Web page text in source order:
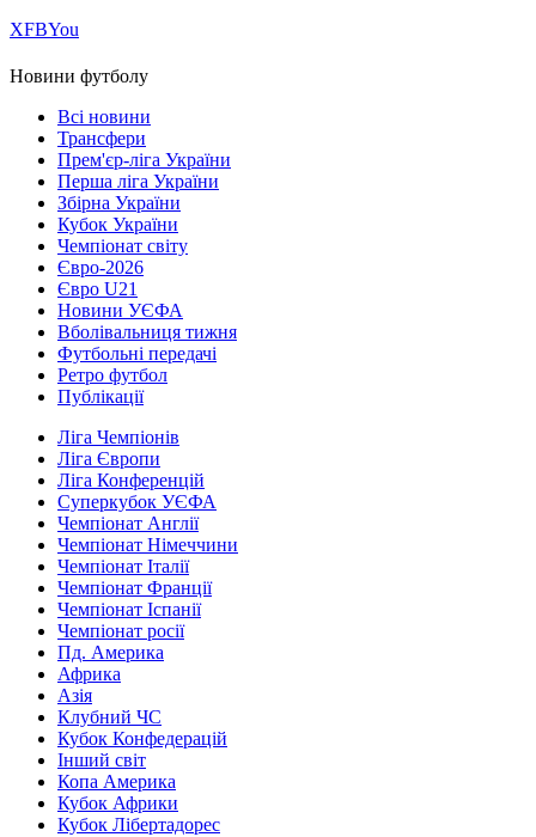
ХFBYou
Новини футболу
Всі новини
Трансфери
Прем'єр-ліга України
Перша ліга України
Збірна України
Кубок України
Чемпіонат світу
Євро-2026
Євро U21
Новини УЄФА
Вболівальниця тижня
Футбольні передачі
Ретро футбол
Публікації
Ліга Чемпіонів
Ліга Європи
Ліга Конференцій
Суперкубок УЄФА
Чемпіонат Англії
Чемпіонат Німеччини
Чемпіонат Італії
Чемпіонат Франції
Чемпіонат Іспанії
Чемпіонат росії
Пд. Америка
Африка
Азія
Клубний ЧС
Кубок Конфедерацій
Інший світ
Копа Америка
Кубок Африки
Кубок Лібертадорес